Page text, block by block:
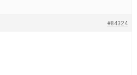
#84324